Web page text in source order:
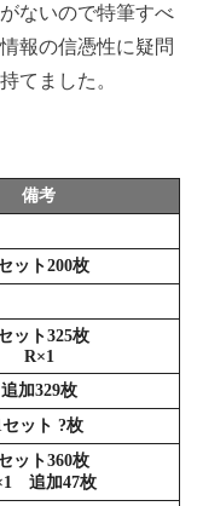
ないので特筆すべ
報の信憑性に疑問
てました。
備考
ット200枚
ット325枚
R×1
追加329枚
セット ?枚
ット360枚
追加47枚